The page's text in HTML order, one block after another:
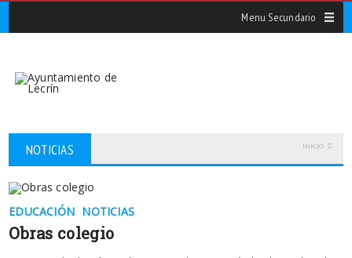
Menu Secundario
NOTICIAS INICIO
EDUCACIÓN NOTICIAS
Obras colegio